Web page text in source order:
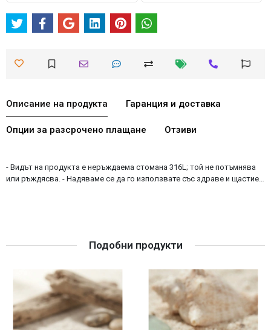
Описание на продукта Гаранция и доставка
Опции за разсрочено плащане Отзиви
- Видът на продукта е неръждаема стомана 316L; той не потъмнява
или ръждясва. - Надяваме се да го използвате със здраве и щастие…
Подобни продукти